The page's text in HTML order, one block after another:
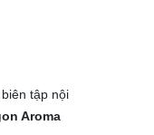
tập nội
Aroma